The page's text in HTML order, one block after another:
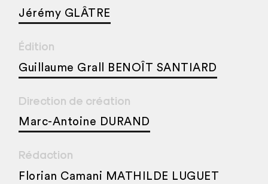
Jérémy GLÂTRE
Édition
Guillaume Grall BENOÎT SANTIARD
Direction de création
Marc-Antoine DURAND
Rédaction
Florian Camani MATHILDE LUGUET